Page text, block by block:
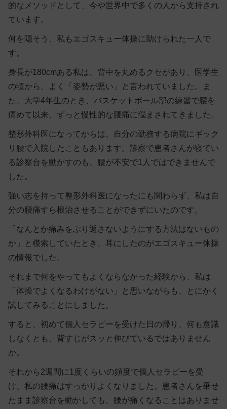
的なメソッドとして、今や世界中で多くの人から支持され
ています。
何を隠そう、私もエゴスキュー体操に助けられた一人で
す。
身長が180cmある私は、背中を丸めるクセがあり、医学生
の頃から、よく「姿勢が悪い」と言われていました。ま
た、大学4年生のとき、バスケットボール部の練習で腰を
痛めて以来、ずっと慢性的な腰痛に悩まされてきました。
整形外科医になってからは、自分の勤務する病院にギック
リ腰で入院したこともあります。診察で患者さんが寝てい
る診察台を動かすのも、腰が不安で1人ではできませんで
した。
強い志を持って整形外科医になったにも関わらず、私は自
分の腰痛すら根治させることができずにいたのです。
「なんとか痛みをぶり返さないようにする方法はないもの
か」と模索していたとき、耳にしたのがエゴスキュー体操
の情報でした。
それまで何をやってもよくならなかった経験から、私は
「体操でよくなるわけがない」と思いながらも、とにかく
試してみることにしました。
すると、初めて個人セラピーを受けた日の帰り、何も意識
しなくとも、背すじがスッと伸びているではありません
か。
それから2週間に1度くらいの頻度で個人セラピーを受
け、私の腰痛はすっかりよくなりました。患者さんを乗せ
たまま診察台を動かしても、腰が痛くなることはありませ